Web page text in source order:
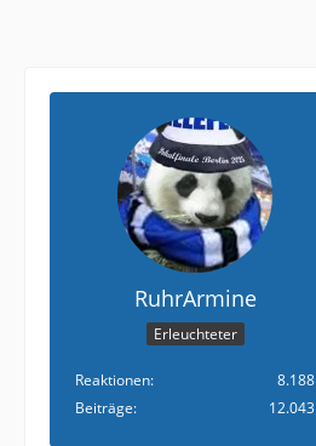
RuhrArmine
Erleuchteter
Reaktionen
8.188
Beiträge
12.043